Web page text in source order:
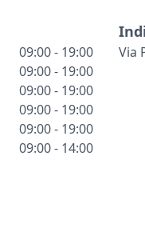
09:00 - 19:00
09:00 - 19:00
09:00 - 19:00
09:00 - 19:00
09:00 - 19:00
09:00 - 14:00
Via